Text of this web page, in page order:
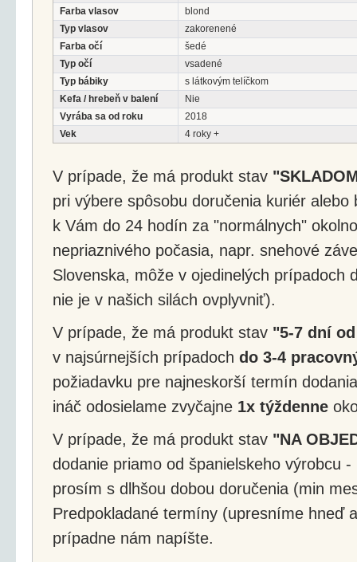
Farba vlasov
blond
Typ vlasov
zakorenené
Farba očí
šedé
Typ očí
vsadené
Typ bábiky
s látkovým telíčkom
Kefa / hrebeň v balení
Nie
Vyrába sa od roku
2018
Vek
4 roky +
V prípade, že má produkt stav
pri výbere spôsobu doručenia kuriér
k Vám do 24 hodín za "normálnych"
nepriaznivého počasia, napr. snehové
Slovenska, môže v ojedinelých prípadoch
nie je v našich silách ovplyvniť).
V prípade, že má produkt stav "5-7 dní
v najsúrnejších prípadoch do 3-4
požiadavku pre najneskorší termín
ináč odosielame zvyčajne 1x týždenne
V prípade, že má produkt stav "NA
dodanie priamo od španielskeho výrobcu
prosím s dlhšou dobou doručenia (min
Predpokladané termíny (upresníme hneď
prípadne nám napíšte.